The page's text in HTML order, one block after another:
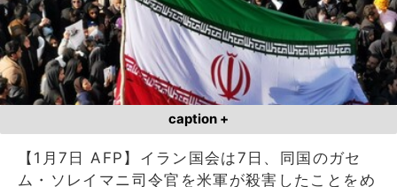
caption +
【1月7日 AFP】イラン国会は7日、同国のガセ
ム・ソレイマニ司令官を米軍が殺害したことをめ